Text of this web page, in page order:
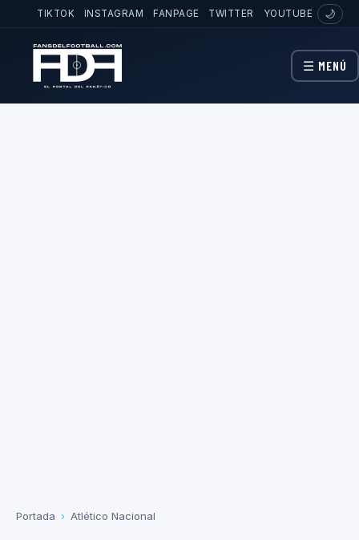
TIKTOK INSTAGRAM FANPAGE TWITTER YOUTUBE 🌙
☰ MENÚ
Portada › Atlético Nacional